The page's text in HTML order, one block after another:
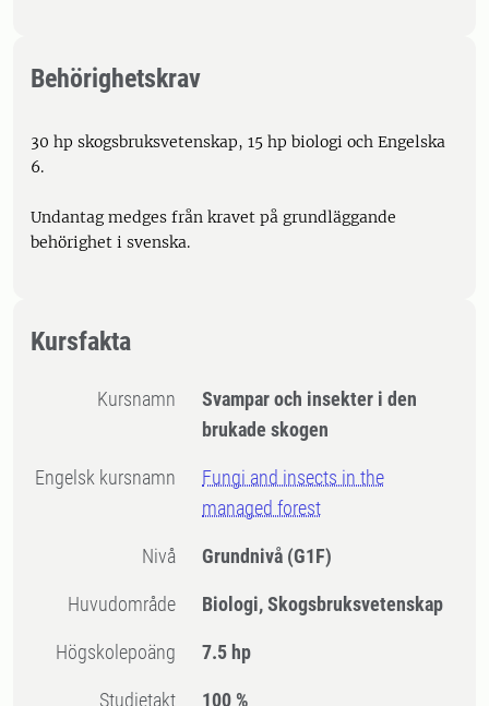
Behörighetskrav
30 hp skogsbruksvetenskap, 15 hp biologi och Engelska
6.
Undantag medges från kravet på grundläggande
behörighet i svenska.
Kursfakta
Kursnamn
Svampar och insekter i den
brukade skogen
Engelsk kursnamn
Fungi and insects in the
managed forest
Nivå Grundnivå (G1F)
Huvudområde Biologi, Skogsbruksvetenskap
högskolepoäng 7.5 hp
Studietakt 100 %